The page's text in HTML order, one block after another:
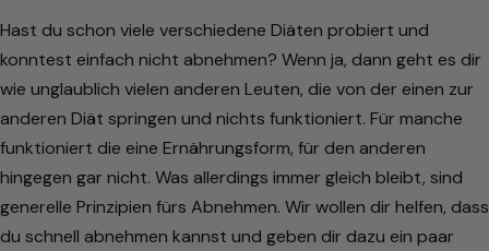
Hast du schon viele verschiedene Diäten probiert und
konntest einfach nicht abnehmen? Wenn ja, dann geht es dir
wie unglaublich vielen anderen Leuten, die von der einen zur
anderen Diät springen und nichts funktioniert. Für manche
funktioniert die eine Ernährungsform, für den anderen
hingegen gar nicht. Was allerdings immer gleich bleibt, sind
generelle Prinzipien fürs Abnehmen. Wir wollen dir helfen, dass
du schnell abnehmen kannst und geben dir dazu ein paar